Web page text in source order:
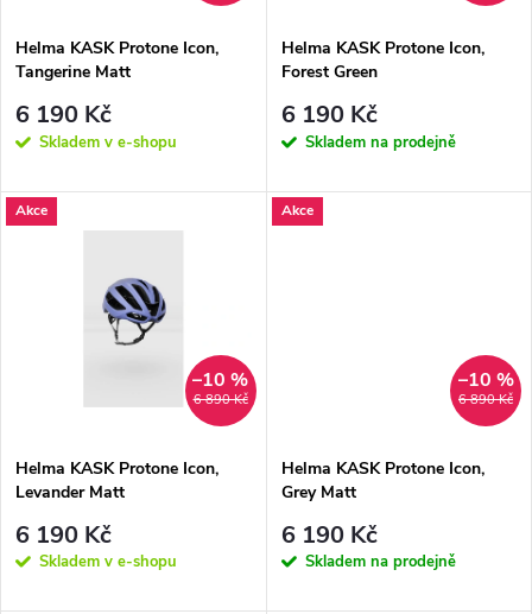
p
r
o
d
ů
s
p
r
o
t
ů
Helma KASK Protone Icon,
Tangerine Matt
6 190 Kč
Skladem v e-shopu
Helma KASK Protone Icon,
Forest Green
6 190 Kč
Skladem na prodejně
Akce
6 890 Kč
–10 %
Helma KASK Protone Icon,
Levander Matt
6 190 Kč
Skladem v e-shopu
Akce
6 890 Kč
–10 %
Helma KASK Protone Icon,
Grey Matt
6 190 Kč
Skladem na prodejně